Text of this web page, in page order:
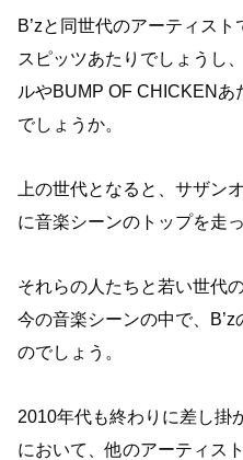
B’zと同世代のアーティスト
スピッツあたりでしょうし
ルやBUMP OF CHICKENあ
でしょうか。
上の世代となると、サザン
に音楽シーンのトップを走
それらの人たちと若い世代
今の音楽シーンの中で、
のでしょう。
2010年代も終わりに差し掛
において、他のアーティス